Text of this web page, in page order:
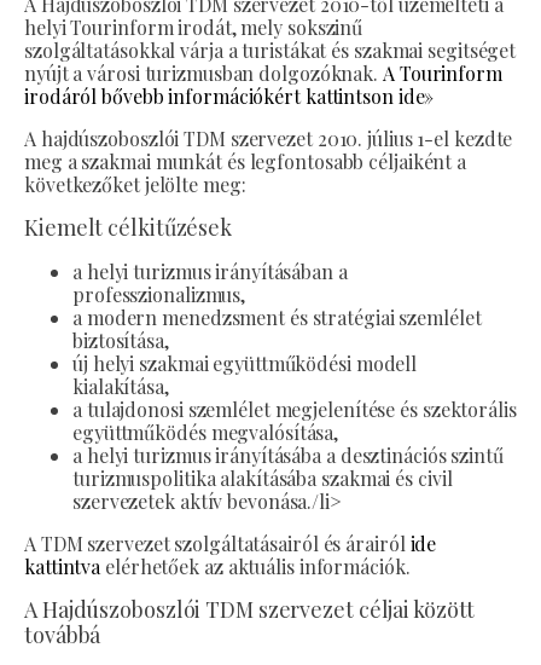
helyi Tourinform irodát, mely sokszinű
szolgáltatásokkal várja a turistákat és szakmai segitséget
nyújt a városi turizmusban dolgozóknak. A Tourinform
irodáról bővebb információkért kattintson ide»
A hajdúszoboszlói TDM szervezet 2010. július 1-el kezdte
meg a szakmai munkát és legfontosabb céljaiként a
következőket jelölte meg:
Kiemelt célkitűzések
a helyi turizmus irányításában a
professzionalizmus,
a modern menedzsment és stratégiai szemlélet
biztosítása,
új helyi szakmai együttműködési modell
kialakítása,
a tulajdonosi szemlélet megjelenítése és szektorális
együttműködés megvalósítása,
a helyi turizmus irányításába a desztinációs szintű
turizmuspolitika alakításába szakmai és civil
szervezetek aktív bevonása./li>
A TDM szervezet szolgáltatásairól és árairól ide
kattintva elérhetőek az aktuális információk.
A Hajdúszoboszlói TDM szervezet céljai között
továbbá